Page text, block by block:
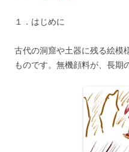
１．はじめに
古代の洞窟や土器に残る絵模
ものです。無機顔料が、長期